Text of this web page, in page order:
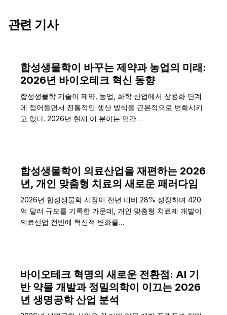
관련 기사
합성생물학이 바꾸는 제약과 농업의 미래:
2026년 바이오테크 혁신 동향
합성생물학 기술이 제약, 농업, 화학 산업에서 상용화 단계
에 접어들면서 전통적인 생산 방식을 근본적으로 변화시키
고 있다. 2026년 현재 이 분야는 연간…
합성생물학이 의료산업을 재편하는 2026
년, 개인 맞춤형 치료의 새로운 패러다임
2026년 합성생물학 시장이 전년 대비 28% 성장하며 420
억 달러 규모를 기록한 가운데, 개인 맞춤형 치료제 개발이
의료산업 전반에 혁신적 변화를…
바이오테크 혁명의 새로운 전환점: AI 기
반 약물 개발과 정밀의학이 이끄는 2026
년 생명공학 산업 분석